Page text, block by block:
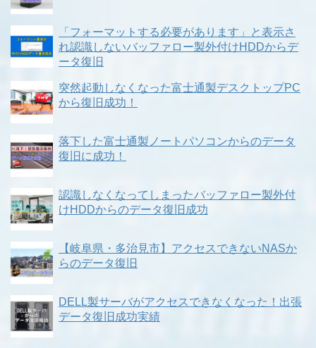
「フォーマットする必要があります」と表示さ
れ認識しないバッファロー製外付けHDDからデ
ータ復旧
突然起動しなくなった富士通製デスクトップPC
から復旧成功！
落下した富士通製ノートパソコンからのデータ
復旧に成功！
認識しなくなってしまったバッファロー製外付
けHDDからのデータ復旧成功
【岐阜県・多治見市】アクセスできないNASか
らのデータ復旧
DELL製サーバがアクセスできなくなった！出張
データ復旧成功実績